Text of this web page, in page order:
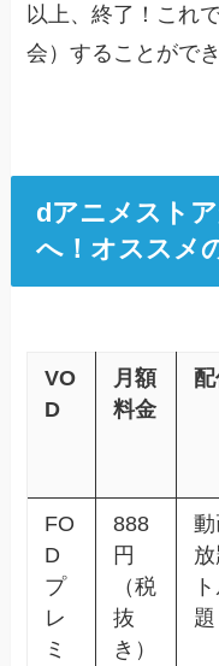
以上、終了！これ
会）することがで
dアニメスト
へ！オススメ
VO
D
月額
料金
FO
D
プ
レ
ミ
888
円
（税
抜
き）
題